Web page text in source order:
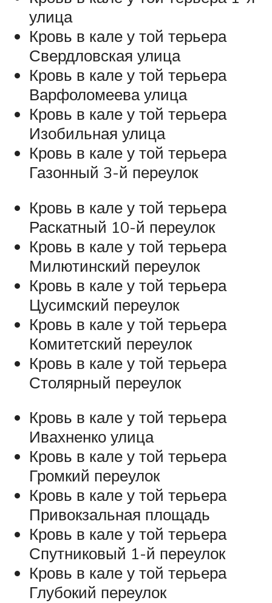
улица
Кровь в кале у той терьера
Свердловская улица
Кровь в кале у той терьера
Варфоломеева улица
Кровь в кале у той терьера
Изобильная улица
Кровь в кале у той терьера
Газонный 3-й переулок
Кровь в кале у той терьера
Раскатный 10-й переулок
Кровь в кале у той терьера
Милютинский переулок
Кровь в кале у той терьера
Цусимский переулок
Кровь в кале у той терьера
Комитетский переулок
Кровь в кале у той терьера
Столярный переулок
Кровь в кале у той терьера
Ивахненко улица
Кровь в кале у той терьера
Громкий переулок
Кровь в кале у той терьера
Привокзальная площадь
Кровь в кале у той терьера
Спутниковый 1-й переулок
Кровь в кале у той терьера
Глубокий переулок